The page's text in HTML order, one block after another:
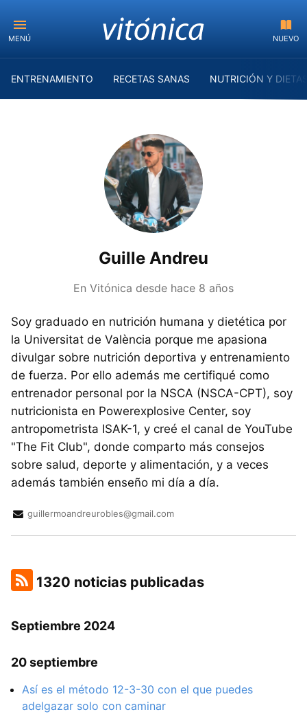
MENÚ NUEVO
ENTRENAMIENTO RECETAS SANAS NUTRICIÓN Y
Guille Andreu
En Vitónica desde hace 8 años
Soy graduado en nutrición humana y dietética por
la Universitat de València porque me apasiona
divulgar sobre nutrición deportiva y entrenamiento
de fuerza. Por ello además me certifiqué como
entrenador personal por la NSCA (NSCA-CPT), soy
nutricionista en Powerexplosive Center, soy
antropometrista ISAK-1, y creé el canal de YouTube
"The Fit Club", donde comparto más consejos
sobre salud, deporte y alimentación, y a veces
además también enseño mi día a día.
guillermoandreurobles@gmail.com
1320 noticias publicadas
Septiembre 2024
20 septiembre
Así es el método 12-3-30 con el que puedes
adelgazar solo con caminar